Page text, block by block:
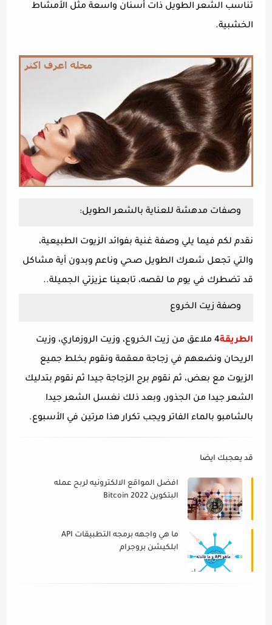
تناسب الشعر الطويل ذات أسنان واسعة مثل الأمشاط
الخشبية.
وصفات مدهشة للعناية بالشعر الطويل:
نقدم لكم فيما يلي وصفة غنية بفوائد الزيوت الطبيعية،
والتي تجعل شعرك الطويل صحي وناعم وبدون أية مشاكل
قد تضطرك في يوم ما لقصه، تابعينا عزيزتي الجميلة..
وصفة زيت الخروع
الطريقة
4 ملاعق من زيت الخروع، وزيت الروزماري، وزيت
الريحان ونضعهم في زجاجة معقمة ونقوم بخلط جميع
الزيوت مع بعض، ثم نقوم برج الزجاجة جيدا ثم نقوم بتدليك
الشعر جيدا من الجذور، وبعد ذلك نغسل الشعر جيدا
بالشامبو بالماء الفاتر ويجب تكرار هذا مرتين في الأسبوع.
قد يعجبك ايضا
افضل المواقع الالكترونيه لربح عمله
البتكوين Bitcoin 2022
ما هي واجهه برمجه التطبيقات API
ابلكيشن بروجرام